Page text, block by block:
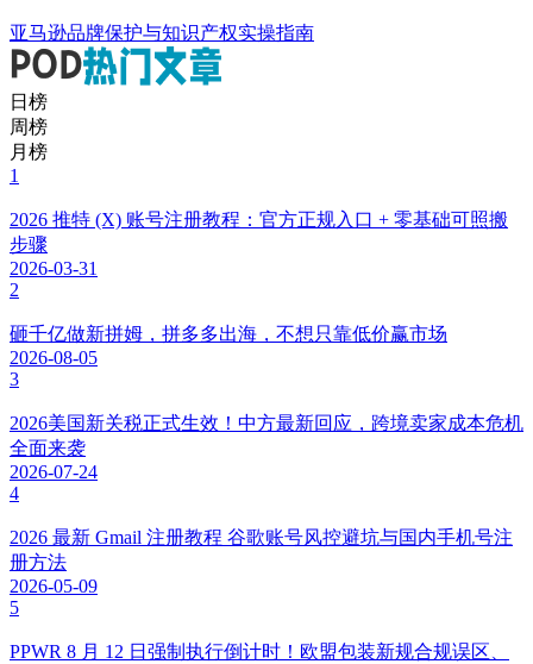
亚马逊品牌保护与知识产权实操指南
日榜
周榜
月榜
1
2026 推特 (X) 账号注册教程：官方正规入口 + 零基础可照搬
步骤
2026-03-31
2
砸千亿做新拼姆，拼多多出海，不想只靠低价赢市场
2026-08-05
3
2026美国新关税正式生效！中方最新回应，跨境卖家成本危机
全面来袭
2026-07-24
4
2026 最新 Gmail 注册教程 谷歌账号风控避坑与国内手机号注
册方法
2026-05-09
5
PPWR 8 月 12 日强制执行倒计时！欧盟包装新规合规误区、